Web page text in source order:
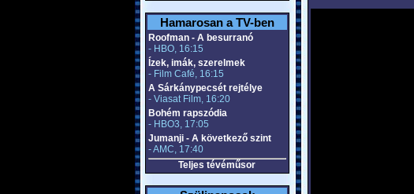
Hamarosan a TV-ben
Roofman - A besurranó
- HBO, 16:15
Ízek, imák, szerelmek
- Film Café, 16:15
A Sárkánypecsét rejtélye
- Viasat Film, 16:20
Bohém rapszódia
- HBO3, 17:05
Jumanji - A következő szint
- AMC, 17:40
Teljes tévéműsor